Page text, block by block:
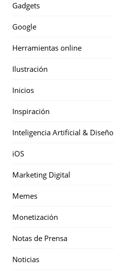
Gadgets
Google
Herramientas online
Ilustración
Inicios
Inspiración
Inteligencia Artificial & Diseño
iOS
Marketing Digital
Memes
Monetización
Notas de Prensa
Noticias